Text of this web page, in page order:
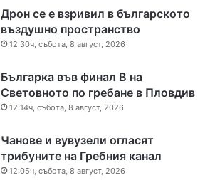
Дрон се е взривил в българското
въздушно пространство
12:30ч, събота, 8 август, 2026
Българка във финал B на
Световното по гребане в Пловдив
12:14ч, събота, 8 август, 2026
Чанове и вувузели огласят
трибуните на Гребния канал
12:05ч, събота, 8 август, 2026